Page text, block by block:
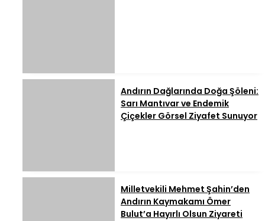
Andırın Dağlarında Doğa Şöleni:
Sarı Mantıvar ve Endemik
Çiçekler Görsel Ziyafet Sunuyor
Milletvekili Mehmet Şahin’den
Andırın Kaymakamı Ömer
Bulut’a Hayırlı Olsun Ziyareti